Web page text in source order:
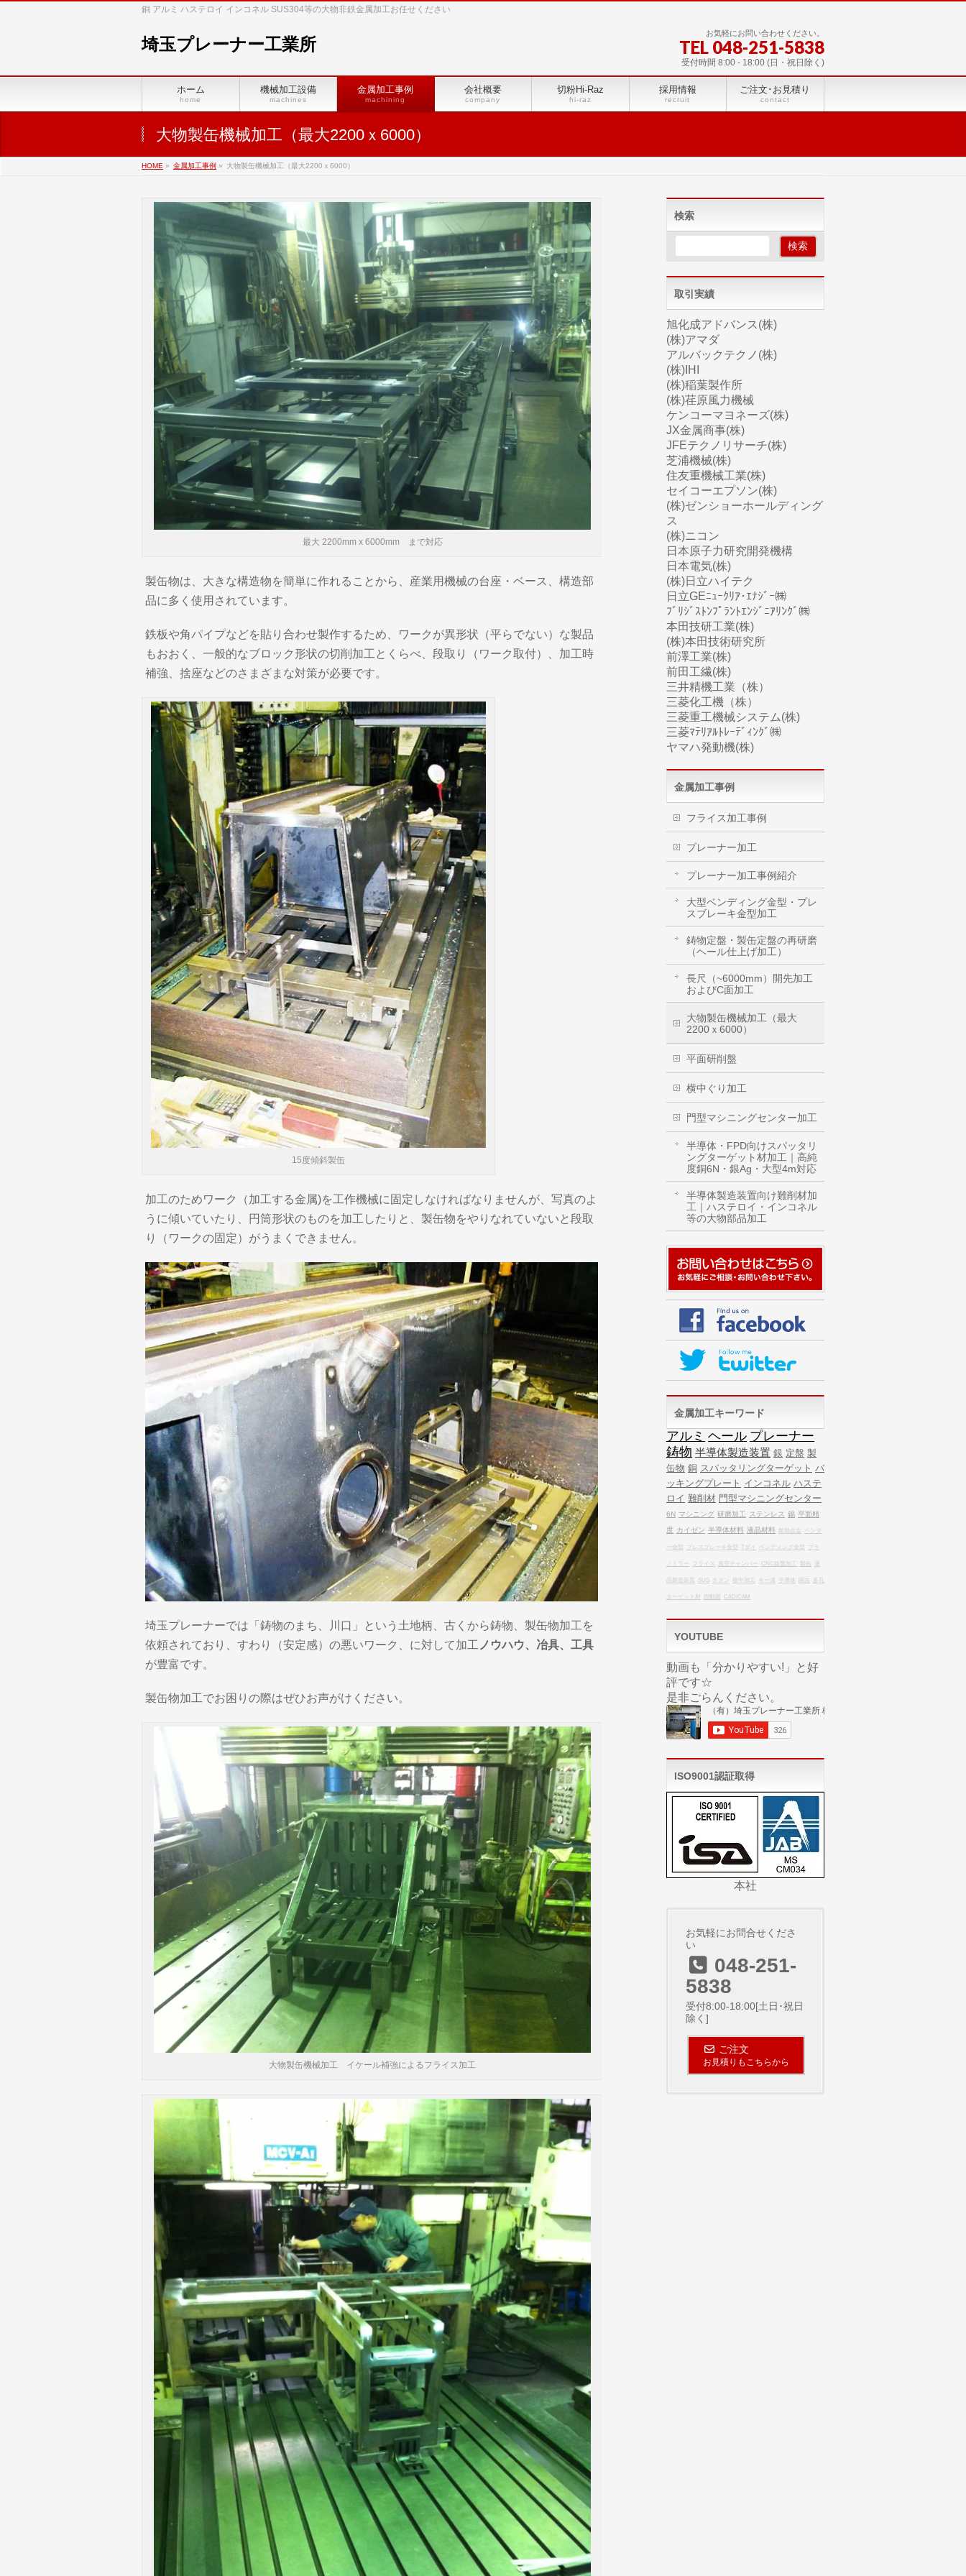
銅 アルミ ハステロイ インコネル SUS304等の大物非鉄金属加工お任せください
埼玉プレーナー工業所
お気軽にお問い合わせください。
TEL 048-251-5838
受付時間 8:00 - 18:00 (日・祝日除く)
ホーム
home
機械加工設備
machines
金属加工事例
machining
会社概要
company
切粉Hi-Raz
hi-raz
採用情報
recruit
ご注文･お見積り
contact
大物製缶機械加工（最大2200ｘ6000）
HOME » 金属加工事例 » 大物製缶機械加工（最大2200ｘ6000）
最大 2200mm x 6000mm まで対応
製缶物は、大きな構造物を簡単に作れることから、産業用機械の台座・ベース、構造部
品に多く使用されています。
鉄板や角パイプなどを貼り合わせ製作するため、ワークが異形状（平らでない）な製品
もおおく、一般的なブロック形状の切削加工とくらべ、段取り（ワーク取付）、加工時
補強、捨座などのさまざまな対策が必要です。
15度傾斜製缶
加工のためワーク（加工する金属)を工作機械に固定しなければなりませんが、写真のよ
うに傾いていたり、円筒形状のものを加工したりと、製缶物をやりなれていないと段取
り（ワークの固定）がうまくできません。
埼玉プレーナーでは「鋳物のまち、川口」という土地柄、古くから鋳物、製缶物加工を
依頼されており、すわり（安定感）の悪いワーク、に対して加工 ノウハウ、冶具、工具
が豊富です。
製缶物加工でお困りの際はぜひお声がけください。
大物製缶機械加工 イケール補強によるフライス加工
検索
取引実績
旭化成アドバンス(株)
(株)アマダ
アルバックテクノ(株)
(株)IHI
(株)稲葉製作所
(株)荏原風力機械
ケンコーマヨネーズ(株)
JX金属商事(株)
JFEテクノリサーチ(株)
芝浦機械(株)
住友重機械工業(株)
セイコーエプソン(株)
(株)ゼンショーホールディング
ス
(株)ニコン
日本原子力研究開発機構
日本電気(株)
(株)日立ハイテク
日立GEﾆｭｰｸﾘｱ･ｴﾅｼﾞｰ㈱
ﾌﾞﾘｼﾞｽﾄﾝﾌﾟﾗﾝﾄｴﾝｼﾞﾆｱﾘﾝｸﾞ㈱
本田技研工業(株)
(株)本田技術研究所
前澤工業(株)
前田工繊(株)
三井精機工業（株）
三菱化工機（株）
三菱重工機械システム(株)
三菱ﾏﾃﾘｱﾙﾄﾚｰﾃﾞｨﾝｸﾞ㈱
ヤマハ発動機(株)
金属加工事例
フライス加工事例
プレーナー加工
プレーナー加工事例紹介
大型ベンディング金型・プレ
スブレーキ金型加工
鋳物定盤・製缶定盤の再研磨
（ヘール仕上げ加工）
長尺（~6000mm）開先加工
およびC面加工
大物製缶機械加工（最大
2200ｘ6000）
平面研削盤
横中ぐり加工
門型マシニングセンター加工
半導体・FPD向けスパッタリ
ングターゲット材加工｜高純
度銅6N・銀Ag・大型4m対応
半導体製造装置向け難削材加
工｜ハステロイ・インコネル
等の大物部品加工
金属加工キーワード
アルミ ヘール プレーナー
鋳物 半導体製造装置 銀 定盤 製
缶物 銅 スパッタリングターゲット バ
ッキングプレート インコネル ハステ
ロイ 難削材 門型マシニングセンター
6N マシニング 研磨加工 ステンレス 錫 平面精
度 カイゼン 半導体材料 液晶材料 耐熱合金 ベンダ
ー金型 プレスブレーキ金型 Tダイ ベンディング金型 プラ
ノミラー フライス 真空チャンバー CNC旋盤加工 製缶 液
晶製造装置 SUS チタン 横中加工 キー溝 半導体 開先 多孔
ターゲット材 摺動面 CAD/CAM
YOUTUBE
動画も「分かりやすい!」と好
評です☆
是非ごらんください。
ISO9001認証取得
本社
お気軽にお問合せくださ
い
048-251-
5838
受付8:00-18:00[土日･祝日
除く]
ご注文
お見積りもこちらから